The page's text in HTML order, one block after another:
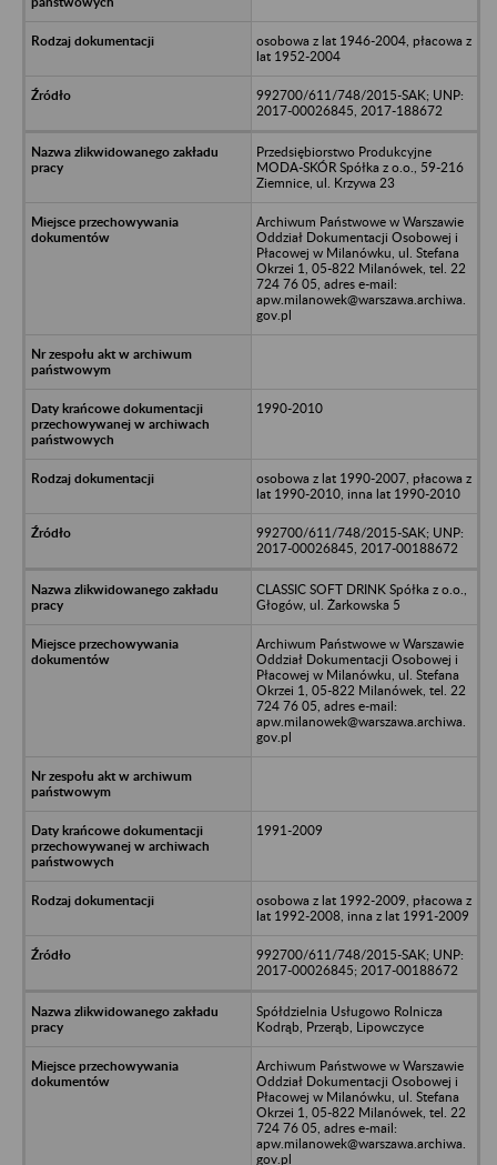
osobowa z lat 1946-2004, płacowa z
lat 1952-2004
992700/611/748/2015-SAK; UNP:
2017-00026845, 2017-188672
Przedsiębiorstwo Produkcyjne
MODA-SKÓR Spółka z o.o., 59-216
Ziemnice, ul. Krzywa 23
Archiwum Państwowe w Warszawie
Oddział Dokumentacji Osobowej i
Płacowej w Milanówku, ul. Stefana
Okrzei 1, 05-822 Milanówek, tel. 22
724 76 05, adres e-mail:
apw.milanowek@warszawa.archiwa.
gov.pl
1990-2010
osobowa z lat 1990-2007, płacowa z
lat 1990-2010, inna lat 1990-2010
992700/611/748/2015-SAK; UNP:
2017-00026845, 2017-00188672
CLASSIC SOFT DRINK Spółka z o.o.,
Głogów, ul. Żarkowska 5
Archiwum Państwowe w Warszawie
Oddział Dokumentacji Osobowej i
Płacowej w Milanówku, ul. Stefana
Okrzei 1, 05-822 Milanówek, tel. 22
724 76 05, adres e-mail:
apw.milanowek@warszawa.archiwa.
gov.pl
1991-2009
osobowa z lat 1992-2009, płacowa z
lat 1992-2008, inna z lat 1991-2009
992700/611/748/2015-SAK; UNP:
2017-00026845; 2017-00188672
Spółdzielnia Usługowo Rolnicza
Kodrąb, Przerąb, Lipowczyce
Archiwum Państwowe w Warszawie
Oddział Dokumentacji Osobowej i
Płacowej w Milanówku, ul. Stefana
Okrzei 1, 05-822 Milanówek, tel. 22
724 76 05, adres e-mail:
apw.milanowek@warszawa.archiwa.
gov.pl